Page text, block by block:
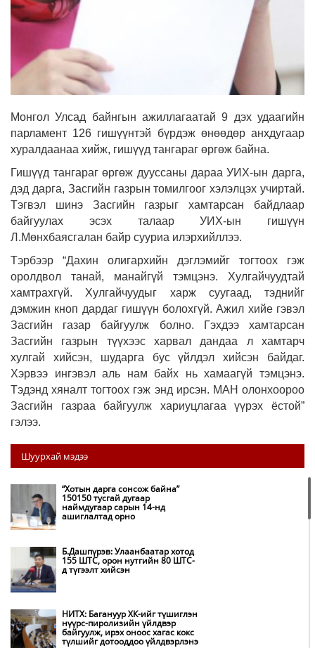
Монгол Улсад байнгын ажиллагаатай 9 дэх удаагийн
парламент 126 гишүүнтэй бүрдэж өнөөдөр анхдугаар
хуралдаанаа хийж, гишүүд тангараг өргөж байна.
Гишүүд тангараг өргөж дууссаны дараа УИХ-ын дарга,
дэд дарга, Засгийн газрын томилгоог хэлэлцэх учиртай.
Тэгвэл шинэ Засгийн газрыг хамтарсан байдлаар
байгуулах эсэх талаар УИХ-ын гишүүн
Л.Мөнхбаясгалан байр сууриа илэрхийллээ.
Тэрбээр “Дахин олигархийн дэглэмийг тогтоох гэж
оролдвол танай, манайгүй тэмцэнэ. Хулгайчуудтай
хамтрахгүй. Хулгайчуудыг харж суугаад, тэднийг
дэмжин кноп дардаг гишүүн болохгүй. Ажил хийе гэвэл
Засгийн газар байгуулж болно. Гэхдээ хамтарсан
Засгийн газрын түүхээс харвал дандаа л хамтарч
хулгай хийсэн, шударга бус үйлдэл хийсэн байдаг.
Хэрвээ ингэвэл аль нам байх нь хамаагүй тэмцэнэ.
Тэдэнд хяналт тогтоох гэж энд ирсэн. МАН олонхоороо
Засгийн газраа байгуулж хариуцлагаа үүрэх ёстой”
гэлээ.
Шуурхай мэдээ
“Хотын дарга сонсож байна”
150150 тусгай дугаар
наймдугаар сарын 14-нд
ашиглалтад орно
Б.Дашпүрэв: Улаанбаатар хотод
155 ШТС, орон нутгийн 80 ШТС-
д түгээлт хийсэн
НИТХ: Багануур ХК-ийг түшиглэн
нүүрс-пиролизийн үйлдвэр
байгуулж, ирэх оноос хагас кокс
түлшийг дотооддоо үйлдвэрлэнэ